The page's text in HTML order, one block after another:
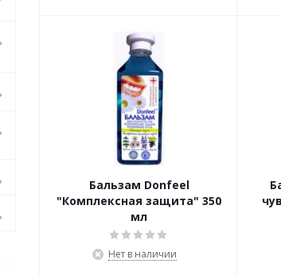
Бальзам Donfeel
"Комплексная защита" 350
мл
Нет в наличии